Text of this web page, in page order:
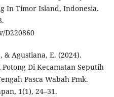
In Timor Island, Indonesia.
D220860
& Agustiana, E. (2024).
Di Kecamatan Seputih
Pasca Wabah Pmk.
1(1), 24–31.